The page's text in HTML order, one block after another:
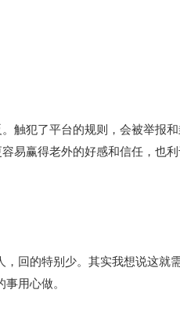
触犯了平台的规则，会被举报
易赢得老外的好感和信任，也
回的特别少。其实我想说这就
用心做。